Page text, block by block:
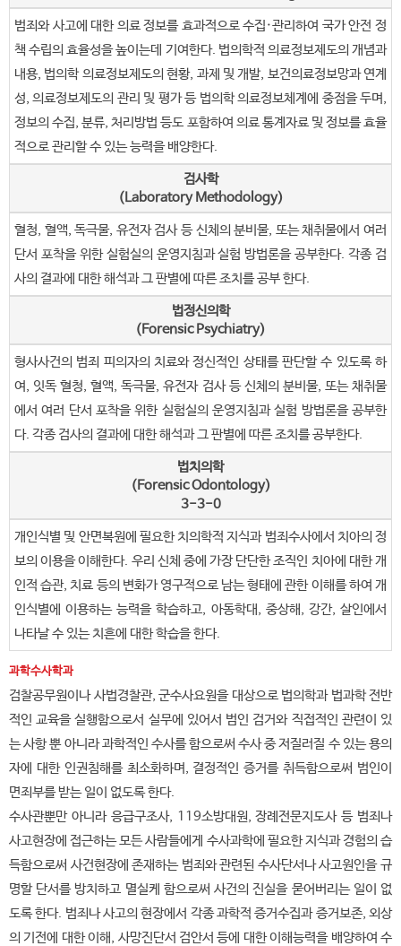
범죄와 사고에 대한 의료 정보를 효과적으로 수집·관리하여 국가 안전 정
책 수립의 효율성을 높이는데 기여한다. 법의학적 의료정보제도의 개념과
내용, 법의학 의료정보제도의 현황, 과제 및 개발, 보건의료정보망과 연계
성, 의료정보제도의 관리 및 평가 등 법의학 의료정보체계에 중점을 두며,
정보의 수집, 분류, 처리방법 등도 포함하여 의료 통계자료 및 정보를 효율
적으로 관리할 수 있는 능력을 배양한다.
검사학
(Laboratory Methodology)
혈청, 혈액, 독극물, 유전자 검사 등 신체의 분비물, 또는 채취물에서 여러
단서 포착을 위한 실험실의 운영지침과 실험 방법론을 공부한다. 각종 검
사의 결과에 대한 해석과 그 판별에 따른 조치를 공부 한다.
법정신의학
(Forensic Psychiatry)
형사사건의 범죄 피의자의 치료와 정신적인 상태를 판단할 수 있도록 하
여, 잇독 혈청, 혈액, 독극물, 유전자 검사 등 신체의 분비물, 또는 채취물
에서 여러 단서 포착을 위한 실험실의 운영지침과 실험 방법론을 공부한
다. 각종 검사의 결과에 대한 해석과 그 판별에 따른 조치를 공부한다.
법치의학
(Forensic Odontology)
3-3-0
개인식별 및 안면복원에 필요한 치의학적 지식과 범죄수사에서 치아의 정
보의 이용을 이해한다. 우리 신체 중에 가장 단단한 조직인 치아에 대한 개
인적 습관, 치료 등의 변화가 영구적으로 남는 형태에 관한 이해를 하여 개
인식별에 이용하는 능력을 학습하고, 아동학대, 중상해, 강간, 살인에서
나타날 수 있는 치흔에 대한 학습을 한다.
과학수사학과
검찰공무원이나 사법경찰관, 군수사요원을 대상으로 법의학과 법과학 전반
적인 교육을 실행함으로서 실무에 있어서 범인 검거와 직접적인 관련이 있
는 사항 뿐 아니라 과학적인 수사를 함으로써 수사 중 저질러질 수 있는 용의
자에 대한 인권침해를 최소화하며, 결정적인 증거를 취득함으로써 범인이
면죄부를 받는 일이 없도록 한다.
수사관뿐만 아니라 응급구조사, 119소방대원, 장례전문지도사 등 범죄나
사고현장에 접근하는 모든 사람들에게 수사과학에 필요한 지식과 경험의 습
득함으로써 사건현장에 존재하는 범죄와 관련된 수사단서나 사고원인을 규
명할 단서를 방치하고 멸실케 함으로써 사건의 진실을 묻어버리는 일이 없
도록 한다. 범죄나 사고의 현장에서 각종 과학적 증거수집과 증거보존, 외상
의 기전에 대한 이해, 사망진단서 검안서 등에 대한 이해능력을 배양하여 수